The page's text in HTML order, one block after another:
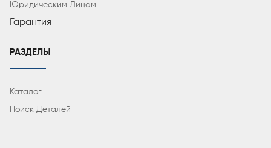
Юридическим Лицам
Гарантия
РАЗДЕЛЫ
Каталог
Поиск Деталей